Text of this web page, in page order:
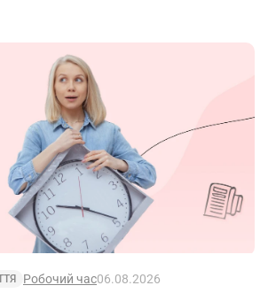
Робочий час06.08.2026